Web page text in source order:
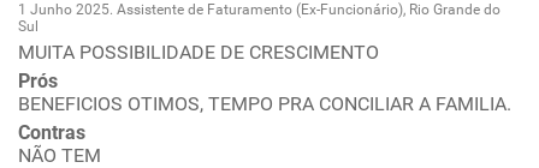
Benefícios
Recomenda esta empresa
Ambiente de trabalho
Conciliação com a vida familiar
1 Junho 2025. Assistente de Faturamento (Ex-Funcionário), Rio Grande do
Sul
MUITA POSSIBILIDADE DE CRESCIMENTO
Prós
BENEFICIOS OTIMOS, TEMPO PRA CONCILIAR A FAMILIA.
Contras
NÃO TEM